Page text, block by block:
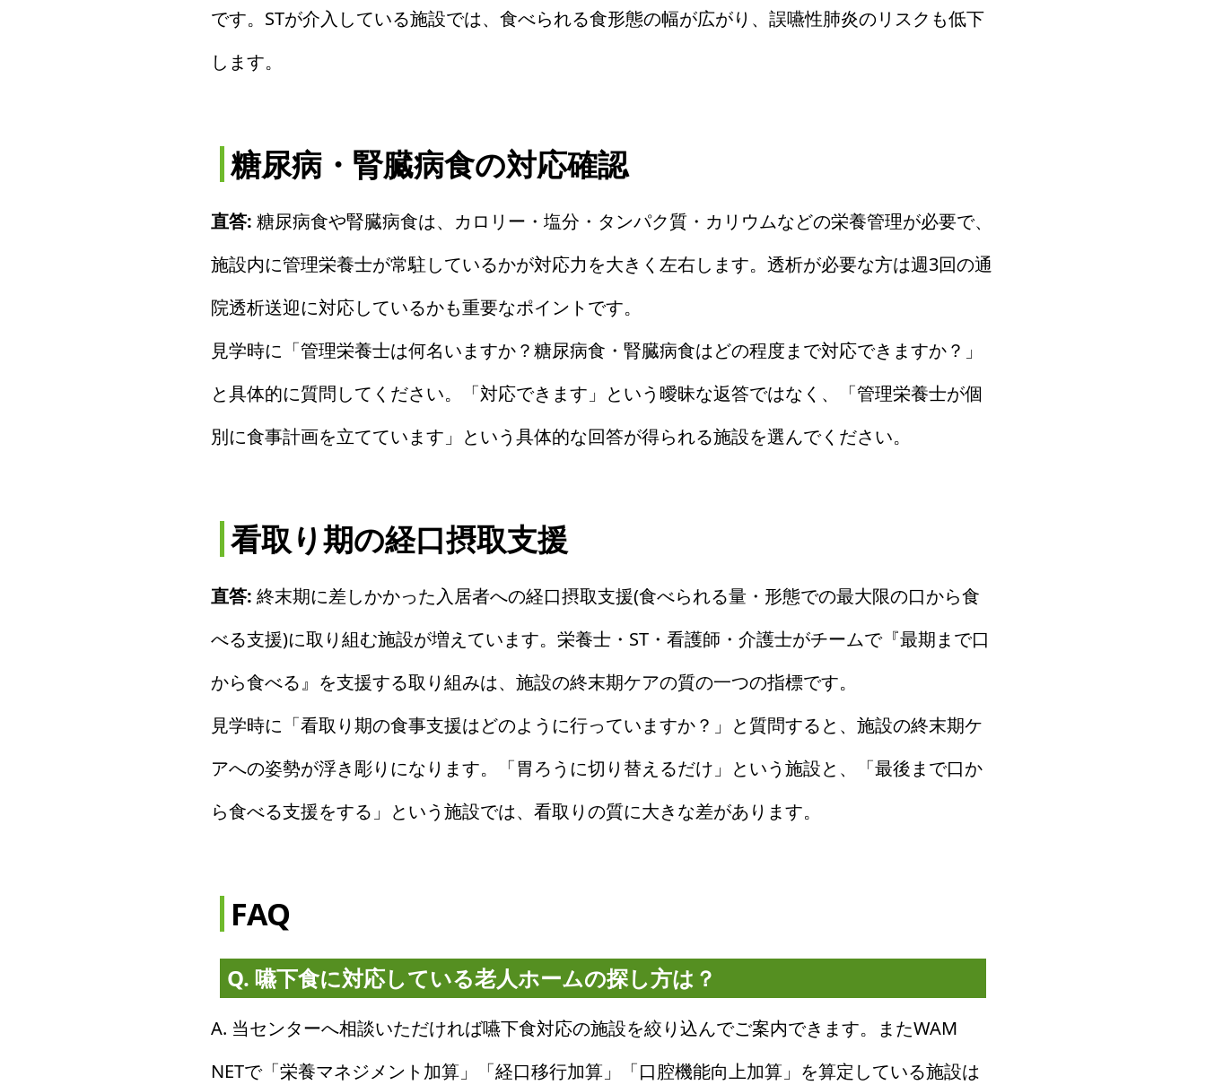
です。STが介入している施設では、食べられる食形態の幅が広がり、誤嚥性肺炎のリスクも低下
します。
糖尿病・腎臓病食の対応確認
直答: 糖尿病食や腎臓病食は、カロリー・塩分・タンパク質・カリウムなどの栄養管理が必要で、
施設内に管理栄養士が常駐しているかが対応力を大きく左右します。透析が必要な方は週3回の通
院透析送迎に対応しているかも重要なポイントです。
見学時に「管理栄養士は何名いますか？糖尿病食・腎臓病食はどの程度まで対応できますか？」
と具体的に質問してください。「対応できます」という曖昧な返答ではなく、「管理栄養士が個
別に食事計画を立てています」という具体的な回答が得られる施設を選んでください。
看取り期の経口摂取支援
直答: 終末期に差しかかった入居者への経口摂取支援(食べられる量・形態での最大限の口から食
べる支援)に取り組む施設が増えています。栄養士・ST・看護師・介護士がチームで『最期まで口
から食べる』を支援する取り組みは、施設の終末期ケアの質の一つの指標です。
見学時に「看取り期の食事支援はどのように行っていますか？」と質問すると、施設の終末期ケ
アへの姿勢が浮き彫りになります。「胃ろうに切り替えるだけ」という施設と、「最後まで口か
ら食べる支援をする」という施設では、看取りの質に大きな差があります。
FAQ
Q. 嚥下食に対応している老人ホームの探し方は？
A. 当センターへ相談いただければ嚥下食対応の施設を絞り込んでご案内できます。またWAM
NETで「栄養マネジメント加算」「経口移行加算」「口腔機能向上加算」を算定している施設は